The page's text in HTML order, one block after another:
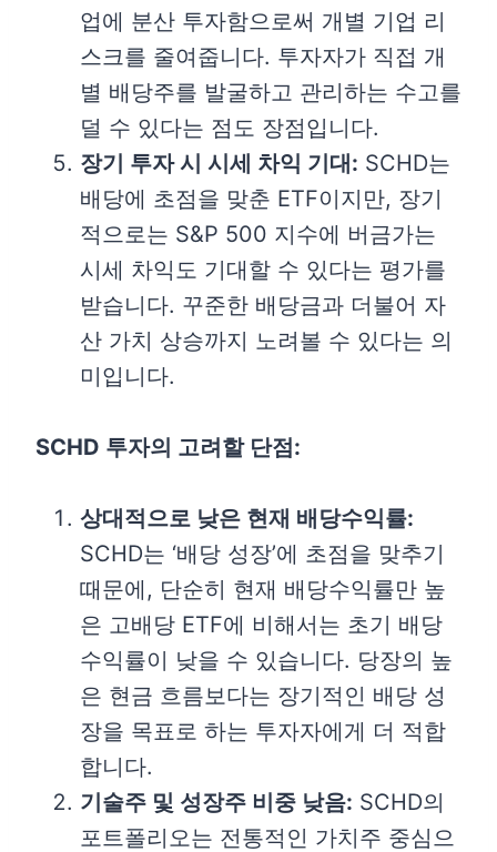
업에 분산 투자함으로써 개별 기업 리
스크를 줄여줍니다. 투자자가 직접 개
별 배당주를 발굴하고 관리하는 수고를
덜 수 있다는 점도 장점입니다.
장기 투자 시 시세 차익 기대: SCHD는
배당에 초점을 맞춘 ETF이지만, 장기
적으로는 S&P 500 지수에 버금가는
시세 차익도 기대할 수 있다는 평가를
받습니다. 꾸준한 배당금과 더불어 자
산 가치 상승까지 노려볼 수 있다는 의
미입니다.
SCHD 투자의 고려할 단점:
상대적으로 낮은 현재 배당수익률:
SCHD는 ‘배당 성장’에 초점을 맞추기
때문에, 단순히 현재 배당수익률만 높
은 고배당 ETF에 비해서는 초기 배당
수익률이 낮을 수 있습니다. 당장의 높
은 현금 흐름보다는 장기적인 배당 성
장을 목표로 하는 투자자에게 더 적합
합니다.
기술주 및 성장주 비중 낮음: SCHD의
포트폴리오는 전통적인 가치주 중심으